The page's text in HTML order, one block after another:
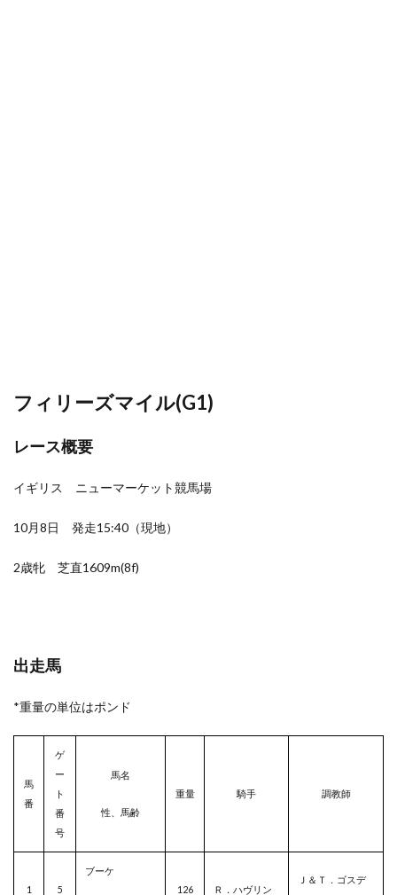
フィリーズマイル(G1)
レース概要
イギリス ニューマーケット競馬場
10月8日 発走15:40（現地）
2歳牝 芝直1609m(8f)
出走馬
*重量の単位はポンド
馬
番
ゲ
ー
ト
番
号
馬名
性、馬齢
重量 騎手 調教師
1 5
ブーケ
126
Ｒ．ハヴリン
Ｊ＆Ｔ．ゴスデ